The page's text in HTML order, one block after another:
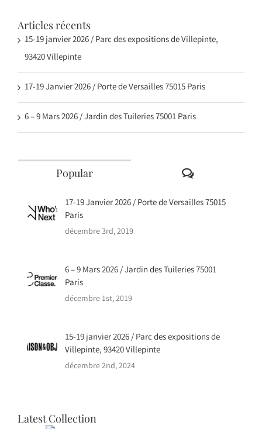
Articles récents
15-19 janvier 2026 / Parc des expositions de Villepinte,
93420 Villepinte
17-19 Janvier 2026 / Porte de Versailles 75015 Paris
6 – 9 Mars 2026 / Jardin des Tuileries 75001 Paris
Popular Comments
17-19 Janvier 2026 / Porte de Versailles 75015
Paris
décembre 3rd, 2019
6 – 9 Mars 2026 / Jardin des Tuileries 75001
Paris
décembre 1st, 2019
15-19 janvier 2026 / Parc des expositions de
Villepinte, 93420 Villepinte
décembre 2nd, 2024
Latest Collection